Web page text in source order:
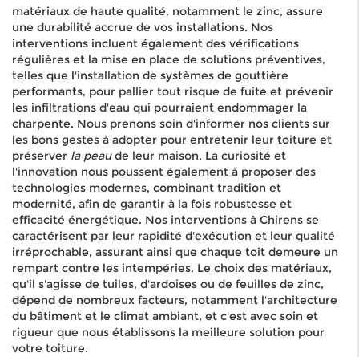
matériaux de haute qualité, notamment le zinc, assure
une durabilité accrue de vos installations. Nos
interventions incluent également des vérifications
régulières et la mise en place de solutions préventives,
telles que l'installation de systèmes de gouttière
performants, pour pallier tout risque de fuite et prévenir
les infiltrations d'eau qui pourraient endommager la
charpente. Nous prenons soin d'informer nos clients sur
les bons gestes à adopter pour entretenir leur toiture et
préserver la peaude leur maison. La curiosité et
l'innovation nous poussent également à proposer des
technologies modernes, combinant tradition et
modernité, afin de garantir à la fois robustesse et
efficacité énergétique. Nos interventions à Chirens se
caractérisent par leur rapidité d'exécution et leur qualité
irréprochable, assurant ainsi que chaque toit demeure un
rempart contre les intempéries. Le choix des matériaux,
qu'il s'agisse de tuiles, d'ardoises ou de feuilles de zinc,
dépend de nombreux facteurs, notamment l'architecture
du bâtiment et le climat ambiant, et c'est avec soin et
rigueur que nous établissons la meilleure solution pour
votre toiture.